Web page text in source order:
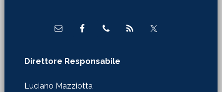
Direttore Responsabile
Luciano Mazziotta